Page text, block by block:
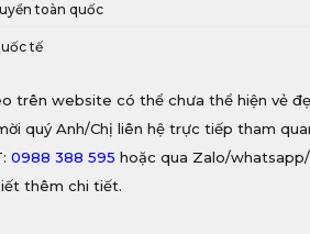
toàn quốc
tế
trên website có thể chưa thể hiện vẻ
quý Anh/Chị liên hệ trực tiếp tham
0988 388 595 hoặc qua Zalo/
thêm chi tiết.